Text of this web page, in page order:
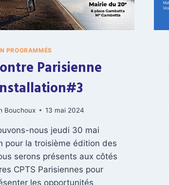
E
L
A
P
S
U
O
S
D
L
A
S
PROGRAMMÉS
Parisienne
Bouchoux 13 mai 2024
nous jeudi 30 mai
pour la troisième édition des
serons présents aux côtés
CPTS Parisiennes pour
les opportunités